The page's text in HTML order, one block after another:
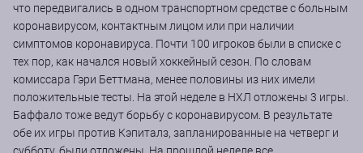
что передвигались в одном транспортном средстве с больным
коронавирусом, контактным лицом или при наличии
симптомов коронавируса. Почти 100 игроков были в списке с
тех пор, как начался новый хоккейный сезон. По словам
комиссара Гэри Беттмана, менее половины из них имели
положительные тесты. На этой неделе в НХЛ отложены 3 игры.
Баффало тоже ведут борьбу с коронавирусом. В результате
обе их игры против Кэпиталз, запланированные на четверг и
субботу, были отложены. На прошлой неделе все